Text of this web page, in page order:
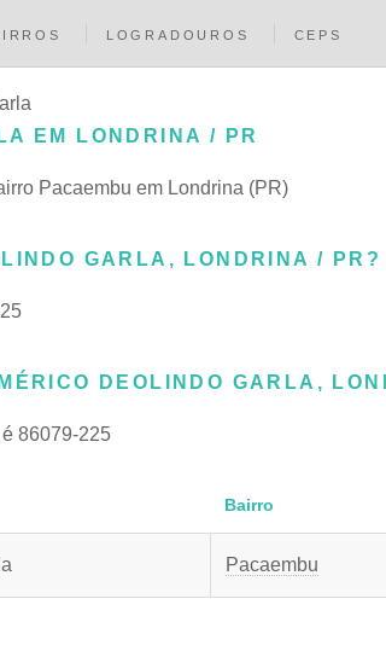
LOGRADOUROS CEPS
EM LONDRINA / PR
Pacaembu em Londrina (PR)
GARLA, LONDRINA / PR?
DEOLINDO GARLA,
é 86079-225
Bairro
Pacaembu